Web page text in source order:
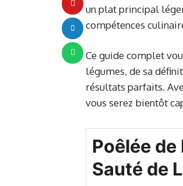
un plat principal
compétences
Ce guide complet
légumes, de sa
résultats parfaits.
vous serez bientôt
Poêlée de
Sauté de